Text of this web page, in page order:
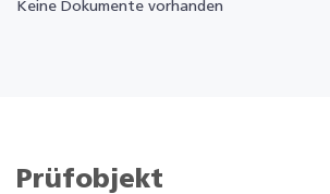
Keine Dokumente vorhanden
Prüfobjekt